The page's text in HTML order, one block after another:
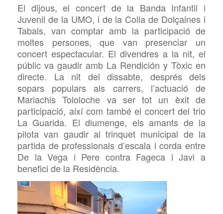
El dijous, el concertde la Banda Infantil i
Juvenil de la UMO, i de la Colla de Dolçaines i
Tabals, van comptar amb la participació de
moltes persones, que van presenciar un
concert espectacular. El divendres a la nit, el
públic va gaudir amb La Rendición y Tòxic en
directe. La nit del dissabte, després dels
sopars populars als carrers, l’actuació de
Mariachis Tololoche va ser tot un èxit de
participació, així com també el concert del trio
La Guarida. El diumenge, els amants de la
pilota van gaudir al trinquet municipal de la
partida de professionals d’escala i corda entre
De la Vega i Pere contra Fageca i Javi a
benefici de la Residència.